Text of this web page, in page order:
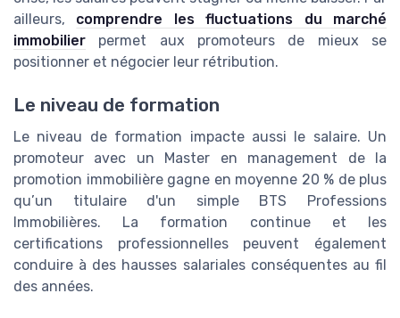
ailleurs, comprendre les fluctuations du marché
immobilier permet aux promoteurs de mieux se
positionner et négocier leur rétribution.
Le niveau de formation
Le niveau de formation impacte aussi le salaire. Un
promoteur avec un Master en management de la
promotion immobilière gagne en moyenne 20 % de plus
qu’un titulaire d'un simple BTS Professions
Immobilières. La formation continue et les
certifications professionnelles peuvent également
conduire à des hausses salariales conséquentes au fil
des années.